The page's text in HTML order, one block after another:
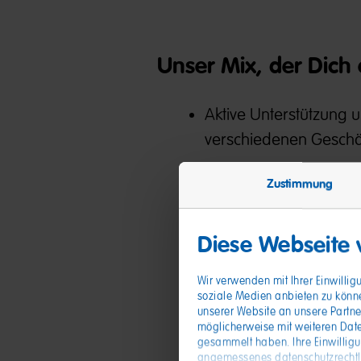
Zustimmung
Diese
Wir verwenden mit Ihrer
soziale Medien anbieten zu
unserer Website an unsere
möglicherweise mit weiteren
gesammelt haben. Ihre
angemessenes
Unser Mix, der Dich
Aktive Unterstützung
verschiedenen
Vertragsrecht
Compliance &
Kartellrecht
Gewerblicher